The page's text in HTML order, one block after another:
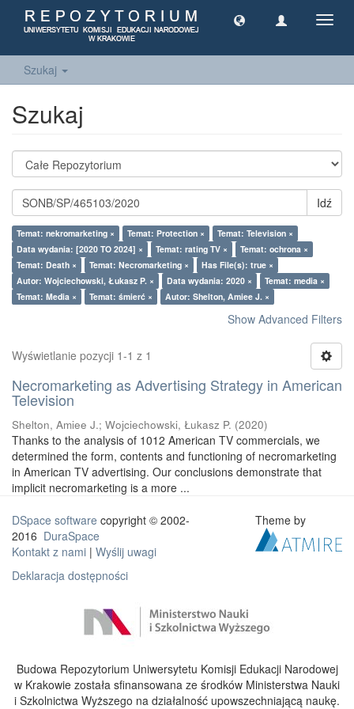
Szukaj
Szukaj
Idź
Temat: nekromarketing × Temat: Protection ×
Temat: Television ×
Data wydania: [2020 TO 2024] ×
Temat: rating TV ×
Temat: ochrona ×
Temat: Death ×
Temat: Necromarketing ×
Has File(s): true ×
Autor: Wojciechowski, Łukasz P. ×
Data wydania: 2020 ×
Temat: media ×
Temat: Media ×
Temat: śmierć × Autor: Shelton, Amiee J. ×
Show Advanced Filters
Wyświetlanie pozycji 1-1 z 1
Necromarketing as Advertising Strategy in American
Television
Shelton, Amiee J.; Wojciechowski, Łukasz P. (2020)
Thanks to the analysis of 1012 American TV commercials, we
determined the form, contents and functioning of necromarketing
in American TV advertising. Our conclusions demonstrate that
implicit necromarketing is a more ...
DSpace software copyright © 2002-
2016 DuraSpace
Kontakt z nami | Wyślij uwagi
Deklaracja dostępności
Theme by
Budowa Repozytorium Uniwersytetu Komisji Edukacji Narodowej
w Krakowie została sfinansowana ze środków Ministerstwa Nauki
i Szkolnictwa Wyższego na działalność upowszechniającą naukę.